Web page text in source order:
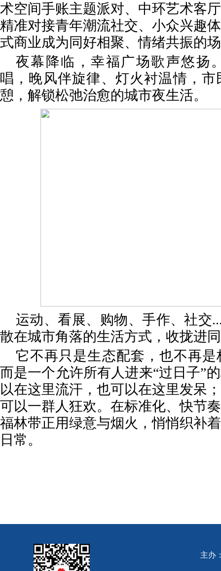
术空间手账主题派对、中环艺术客
精准对接青年潮流社交、小众兴趣
式商业成为同好相聚、情绪共振的
夜幕降临，幸福广场歌声悠扬
唱，晚风伴旋律、灯火衬温情，
憩，解锁松弛治愈的城市夜生活。
运动、看展、购物、手作、社交
散在城市角落的生活方式，收拢进
它不再只是生态配套，也不再
而是一个允许所有人进来“过日子”
以在这里流汗，也可以在这里发呆
可以一群人狂欢。在标准化、快节
福林带正用绿意与烟火，悄悄织补
日常。
主办